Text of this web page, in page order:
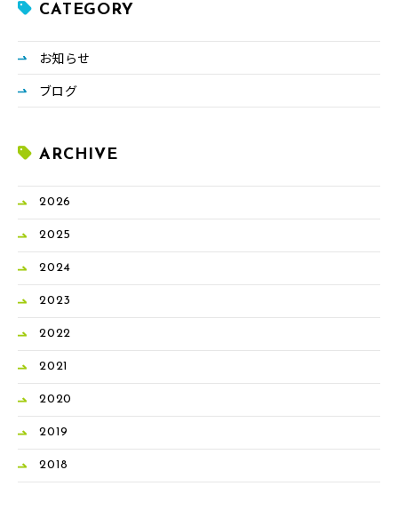
CATEGORY
お知らせ
ブログ
ARCHIVE
2026
2025
2024
2023
2022
2021
2020
2019
2018